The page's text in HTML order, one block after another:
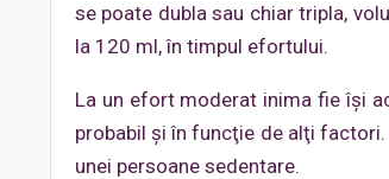
se poate dubla sau chiar tripla,
la 120 ml, în timpul efortului.
La un efort moderat inima fie îşi
probabil şi în funcţie de alţi
unei persoane sedentare.